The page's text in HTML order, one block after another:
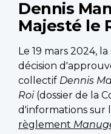
Dennis
Majesté le
Le 19 mars 2024,
décision
collectif Dennis
Roi(dossier de la
d'informations sur
règlement